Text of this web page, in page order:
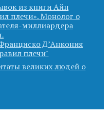
из книги Айн
плечи». Монолог о
миллиардера
великих людей о